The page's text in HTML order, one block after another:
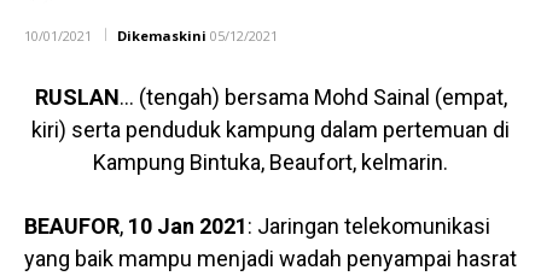
10/01/2021 Dikemaskini 05/12/2021
RUSLAN… (tengah) bersama Mohd Sainal (empat,
kiri) serta penduduk kampung dalam pertemuan di
Kampung Bintuka, Beaufort, kelmarin.
BEAUFOR, 10 Jan 2021: Jaringan telekomunikasi
yang baik mampu menjadi wadah penyampai hasrat